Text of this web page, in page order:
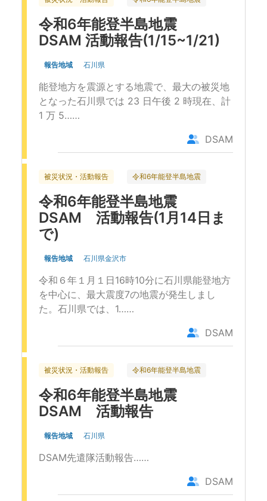
令和6年能登半島地震
DSAM 活動報告(1/15~1/21)
報告地域 石川県
能登地方を震源とする地震で、最大の被災地
となった石川県では 23 日午後 2 時現在、計
1 万 5……
DSAM
被災状況・活動報告 令和6年能登半島地震
令和6年能登半島地震
DSAM 活動報告(1月14日ま
で)
報告地域 石川県金沢市
令和６年１月１日16時10分に石川県能登地方
を中心に、最大震度7の地震が発生しまし
た。石川県では、1……
DSAM
被災状況・活動報告 令和6年能登半島地震
令和6年能登半島地震
DSAM 活動報告
報告地域 石川県
DSAM先遣隊活動報告……
DSAM